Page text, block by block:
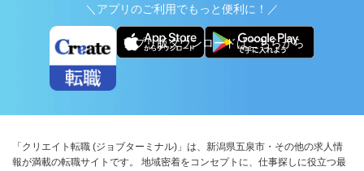
＼アプリのご利用でもっと便利に！／
アプリ版ダウンロードはこちらから
「クリエイト転職 (ジョブターミナル)」は、新潟県五泉市・その他の求人情
報が満載の転職サイトです。 地域密着をコンセプトに、仕事探しに役立つ最